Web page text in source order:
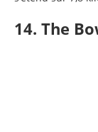
14. The